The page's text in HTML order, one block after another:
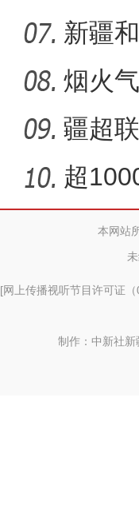
新疆
人专题
烟火
热闹
疆超
超
约上
本网站
[网上传播视听节目许可证
制作：中新社